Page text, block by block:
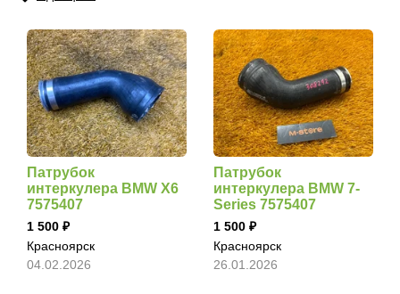
Патрубок
интеркулера BMW X6
7575407
1 500
Красноярск
04.02.2026
Патрубок
интеркулера BMW 7-
Series 7575407
1 500
Красноярск
26.01.2026